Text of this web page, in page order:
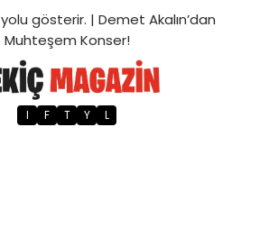
yolu gösterir. | Demet Akalın’dan
Muhteşem Konser!
I F T Y L